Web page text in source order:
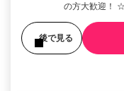
の方大歓迎！
後で見る